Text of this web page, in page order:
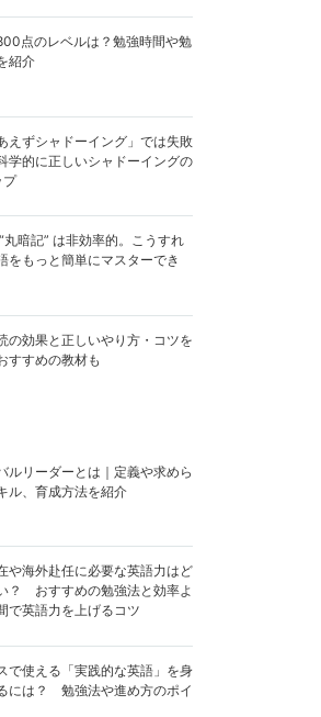
点のレベルは？勉強時間や勉
紹介
えずシャドーイング」では失敗
学的に正しいシャドーイングの
プ
丸暗記” は非効率的。こうすれ
をもっと簡単にマスターでき
の効果と正しいやり方・コツを
すすめの教材も
ルリーダーとは｜定義や求めら
ル、育成方法を紹介
や海外赴任に必要な英語力はど
？ おすすめの勉強法と効率よ
で英語力を上げるコツ
で使える「実践的な英語」を身
には？ 勉強法や進め方のポイ